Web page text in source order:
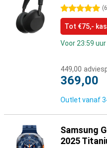
5 sterren (6
Tot €75,-
Voor 23:59
449,00
369,00
Outlet vanaf
Samsung
2025